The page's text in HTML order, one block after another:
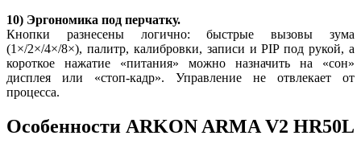
10) Эргономика под перчатку.
Кнопки разнесены логично: быстрые вызовы зума
(1×/2×/4×/8×), палитр, калибровки, записи и PIP под рукой, а
короткое нажатие «питания» можно назначить на «сон»
дисплея или «стоп-кадр». Управление не отвлекает от
процесса.
Особенности ARKON ARMA V2 HR50L